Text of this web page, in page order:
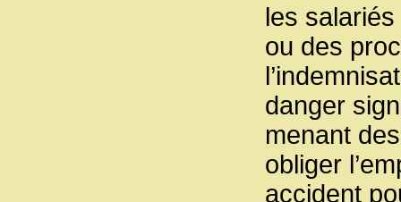
les
ou des
danger
menant
obliger
accident